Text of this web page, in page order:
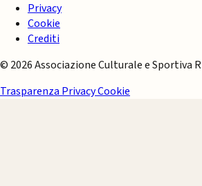
Privacy
Cookie
Crediti
© 2026 Associazione Culturale e Sportiva
Trasparenza PrivacyCookie